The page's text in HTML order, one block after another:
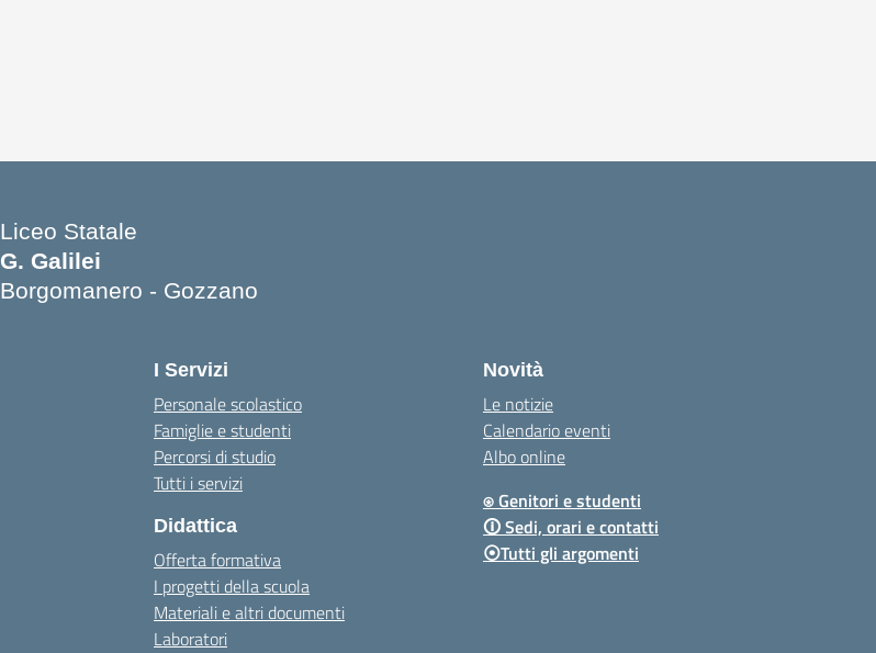
Liceo Statale
G. Galilei
Borgomanero - Gozzano
I Servizi
Personale scolastico
Famiglie e studenti
Percorsi di studio
Tutti i servizi
Didattica
Offerta formativa
I progetti della scuola
Materiali e altri documenti
Laboratori
Novità
Le notizie
Calendario eventi
Albo online
⍟ Genitori e studenti
🛈 Sedi, orari e contatti
⦿Tutti gli argomenti